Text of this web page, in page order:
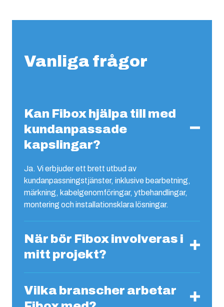
Vanliga frågor
Kan Fibox hjälpa till med
kundanpassade
kapslingar?
Ja. Vi erbjuder ett brett utbud av
kundanpassningstjänster, inklusive bearbetning,
märkning, kabelgenomföringar, ytbehandlingar,
montering och installationsklara lösningar.
När bör Fibox involveras i
mitt projekt?
Vilka branscher arbetar